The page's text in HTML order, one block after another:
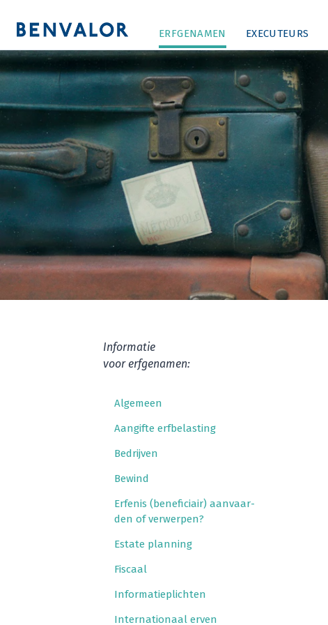
ERFGENAMEN EXECUTEURS
Infor­ma­tie
voor erfgenamen:
Alge­meen
Aan­gif­te erfbelasting
Bedrij­ven
Bewind
Erfe­nis (bene­fi­ci­air) aan­vaar­
den of verwerpen?
Esta­te planning
Fis­caal
Infor­ma­tie­plich­ten
Inter­na­ti­o­naal erven